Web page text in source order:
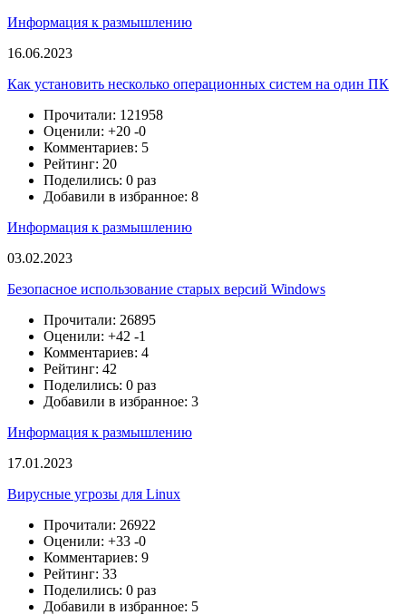
Информация к размышлению
16.06.2023
Как установить несколько операционных систем на один ПК
Прочитали: 121958
Оценили: +20 -0
Комментариев: 5
Рейтинг: 20
Поделились: 0 раз
Добавили в избранное: 8
Информация к размышлению
03.02.2023
Безопасное использование старых версий Windows
Прочитали: 26895
Оценили: +42 -1
Комментариев: 4
Рейтинг: 42
Поделились: 0 раз
Добавили в избранное: 3
Информация к размышлению
17.01.2023
Вирусные угрозы для Linux
Прочитали: 26922
Оценили: +33 -0
Комментариев: 9
Рейтинг: 33
Поделились: 0 раз
Добавили в избранное: 5